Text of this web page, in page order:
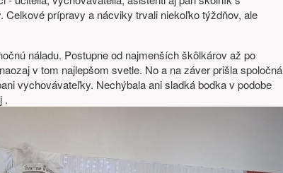
Celkové prípravy a nácviky trvali niekoľko týždňov, ale
náladu. Postupne od najmenších škôlkárov až po
v tom najlepšom svetle. No a na záver prišla spoločná
vychovávateľky. Nechýbala ani sladká bodka v podobe
.